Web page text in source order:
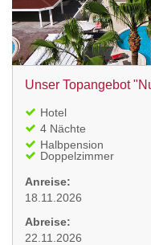
Unser Topangebot
Hotel
4 Nächte
Halbpension
Doppelzimmer
Anreise:
18.11.2026
Abreise:
22.11.2026